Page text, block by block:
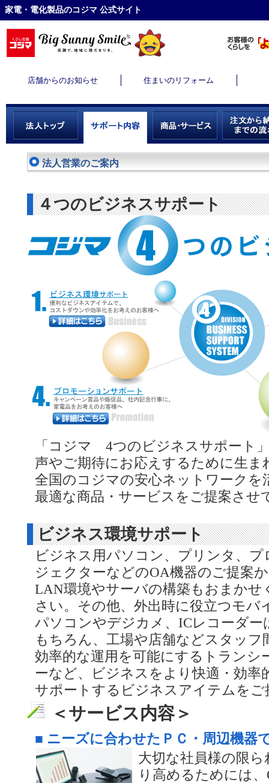
家電・電化製品のコジマ 公式サイト
店舗からのお知らせ 住まいのリフォーム
法人営業のご案内
４つのビジネスサポート
「コジマ 4つのビジネスサポート
声やご期待にお応えするために生ま
全国のコジマの安心ネットワーク
最適な商品・サービスをご提案させ
ビジネス環境サポート
ビジネス用パソコン、プリンタ、プ
ジェクターなどのOA機器のご提案
LAN環境やサーバの構築もおまかせ
さい。その他、外出時に役立つモバ
パソコンやデジカメ、ICレコーダー
もちろん、工場や店舗などスタッフ
効率的な運用を可能にするトランシ
ーなど、ビジネスをより快適・効率
サポートするビジネスアイテムを
＜サービス内容＞
■ ニーズに合わせたＰＣ・周辺機器
大切な社員様の限
り高めるためには